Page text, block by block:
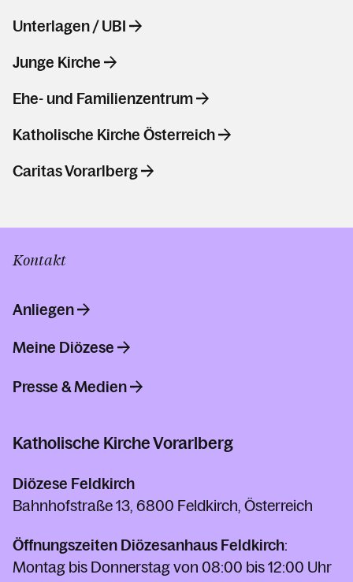
Unterlagen / UBI
Junge Kirche
Ehe- und Familienzentrum
Katholische Kirche Österreich
Caritas Vorarlberg
Kontakt
Anliegen
Meine Diözese
Presse & Medien
Katholische Kirche Vorarlberg
Diözese Feldkirch
Bahnhofstraße 13, 6800 Feldkirch, Österreich
Öffnungszeiten Diözesanhaus Feldkirch:
Montag bis Donnerstag von 08:00 bis 12:00 Uhr